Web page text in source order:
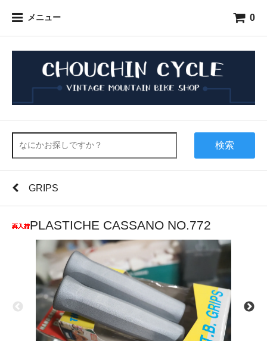
メニュー 0
検索
GRIPS
PLASTICHE CASSANO NO.772